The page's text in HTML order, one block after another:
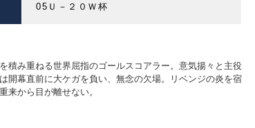
05Ｕ－２０Ｗ杯
積み重ねる世界屈指のゴールスコアラー。意気揚々と主役
開幕直前に大ケガを負い、無念の欠場。リベンジの炎を宿
来から目が離せない。